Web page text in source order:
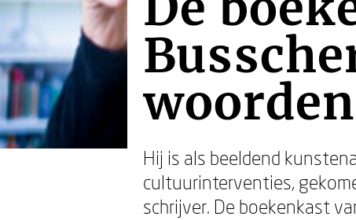
woorden
Hij is als beeldend
cultuurinterventies,
schrijver. De boekenkast